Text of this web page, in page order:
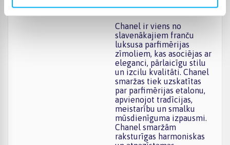
Chanel ir viens no
slavenākajiem franču
luksusa parfimērijas
zīmoliem, kas asociējas ar
eleganci, pārlaicīgu stilu
un izcilu kvalitāti. Chanel
smaržas tiek uzskatītas
par parfimērijas etalonu,
apvienojot tradīcijas,
meistarību un smalku
mūsdienīguma izpausmi.
Chanel smaržām
raksturīgas harmoniskas